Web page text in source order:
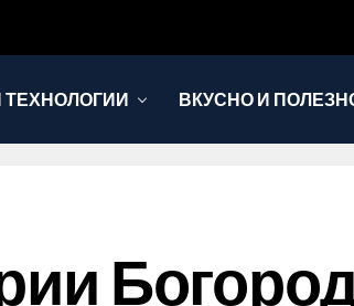
ТЕХНОЛОГИИ ВКУСНО И